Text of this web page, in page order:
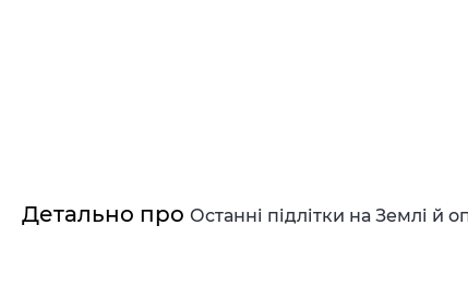
Детально про Останні підлітки на Землі й